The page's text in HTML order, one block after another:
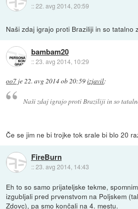
::22. avg 2014, 20:59
Naši zdaj igrajo proti Braziliji in so tatalno
bambam20
::23. avg 2014, 10:29
oo7 je22. avg 2014 ob 20:59izjavil:
Naši zdaj igrajo proti Braziliji in so
Če se jim ne bi trojke tok srale bi blo 20
FireBurn
::23. avg 2014, 14:43
Eh to so samo prijateljske tekme,
izgubljali pred prvenstvom na Poljskem
Zdovc), pa smo končali na 4. mestu.